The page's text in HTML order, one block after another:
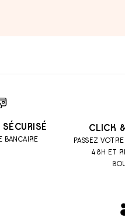
BANCAIRE
CLICK
PASSEZ
48H ET